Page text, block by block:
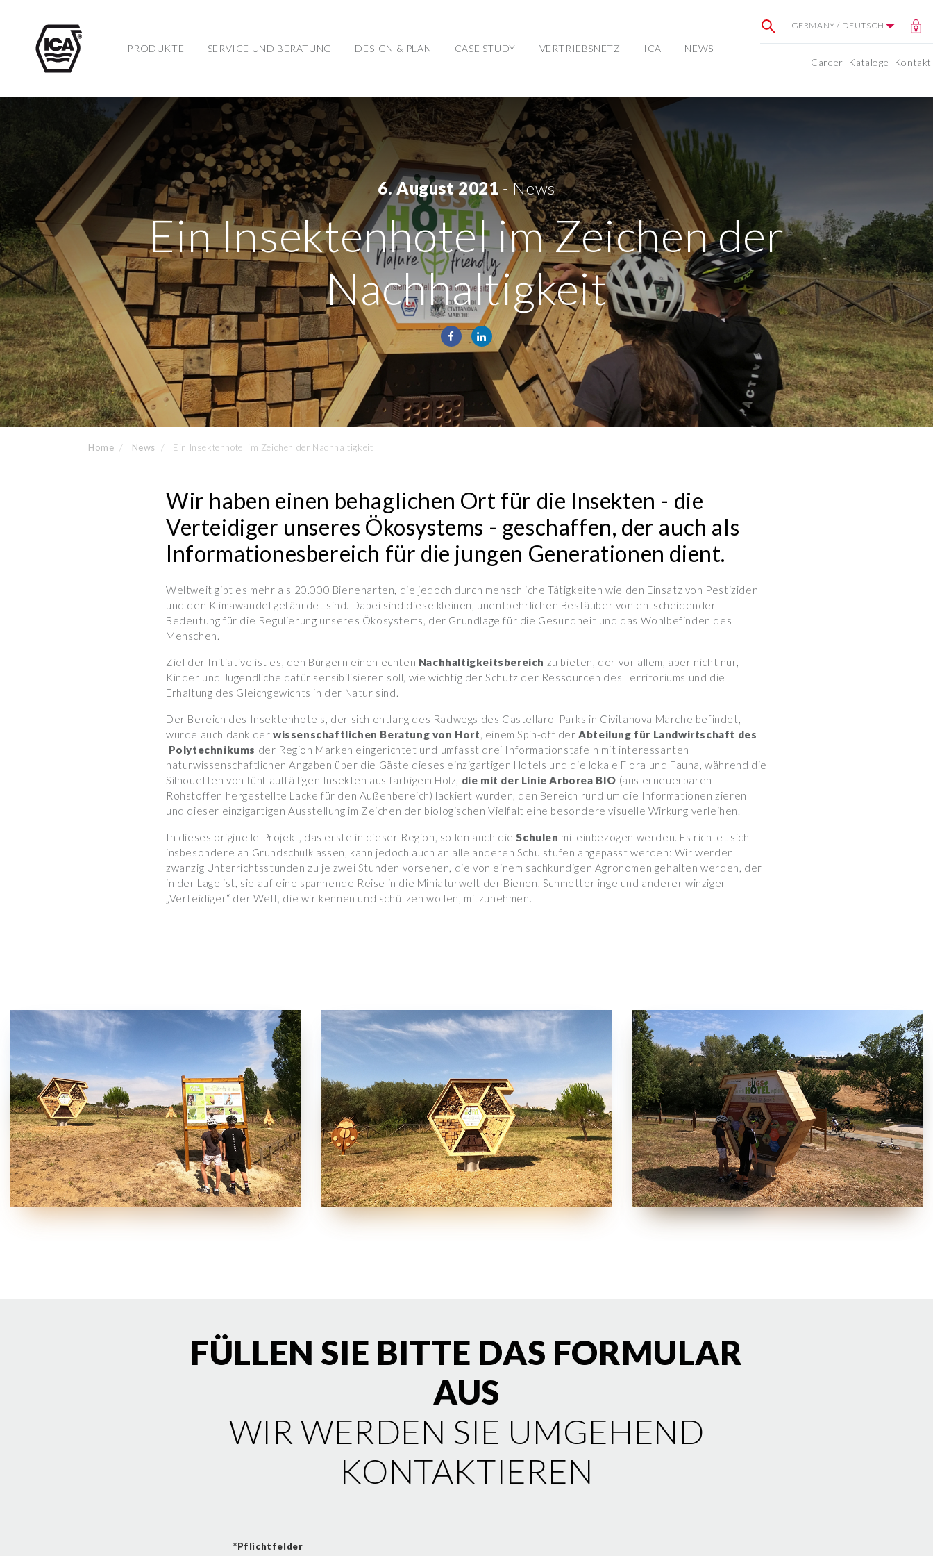
PRODUKTE SERVICE UND BERATUNG DESIGN & PLAN CASE STUDY VERTRIEBSNETZ ICA NEWS
GERMANY / DEUTSCH
Career Kataloge Kontakt
6. August 2021 - News
Ein Insektenhotel im Zeichen der
Nachhaltigkeit
Home News Ein Insektenhotel im Zeichen der Nachhaltigkeit
Wir haben einen behaglichen Ort für die Insekten - die
Verteidiger unseres Ökosystems - geschaffen, der auch als
Informationesbereich für die jungen Generationen dient.
Weltweit gibt es mehr als 20.000 Bienenarten, die jedoch durch menschliche Tätigkeiten wie den Einsatz von Pestiziden
und den Klimawandel gefährdet sind. Dabei sind diese kleinen, unentbehrlichen Bestäuber von entscheidender
Bedeutung für die Regulierung unseres Ökosystems, der Grundlage für die Gesundheit und das Wohlbefinden des
Menschen.
Ziel der Initiative ist es, den Bürgern einen echten Nachhaltigkeitsbereich zu bieten, der vor allem, aber nicht nur,
Kinder und Jugendliche dafür sensibilisieren soll, wie wichtig der Schutz der Ressourcen des Territoriums und die
Erhaltung des Gleichgewichts in der Natur sind.
Der Bereich des Insektenhotels, der sich entlang des Radwegs des Castellaro-Parks in Civitanova Marche befindet,
wurde auch dank der wissenschaftlichen Beratung von Hort, einem Spin-off derAbteilung für Landwirtschaft des
Polytechnikums der Region Marken eingerichtet und umfasst drei Informationstafeln mit interessanten
naturwissenschaftlichen Angaben über die Gäste dieses einzigartigen Hotels und die lokale Flora und Fauna, während die
Silhouetten von fünf auffälligen Insekten aus farbigem Holz, die mit der Linie Arborea BIO (aus erneuerbaren
Rohstoffen hergestellte Lacke für den Außenbereich) lackiert wurden, den Bereich rund um die Informationen zieren
und dieser einzigartigen Ausstellung im Zeichen der biologischen Vielfalt eine besondere visuelle Wirkung verleihen.
In dieses originelle Projekt, das erste in dieser Region, sollen auch dieSchulen miteinbezogen werden. Es richtet sich
insbesondere an Grundschulklassen, kann jedoch auch an alle anderen Schulstufen angepasst werden: Wir werden
zwanzig Unterrichtsstunden zu je zwei Stunden vorsehen, die von einem sachkundigen Agronomen gehalten werden, der
in der Lage ist, sie auf eine spannende Reise in die Miniaturwelt der Bienen, Schmetterlinge und anderer winziger
„Verteidiger“ der Welt, die wir kennen und schützen wollen, mitzunehmen.
FÜLLEN SIE BITTE DAS FORMULAR
AUS
WIR WERDEN SIE UMGEHEND
KONTAKTIEREN
*Pflichtfelder